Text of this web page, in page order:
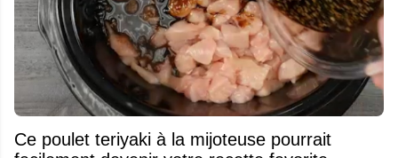
Ce poulet teriyaki à la mijoteuse pourrait